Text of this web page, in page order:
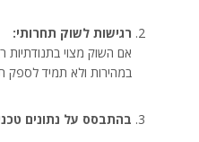
רגישות לשוק תחרותי:
אם השוק מצוי
במהירות ולא תמיד לספק
בהתבסס על נתונים